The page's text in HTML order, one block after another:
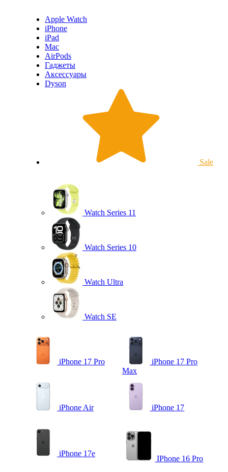
Apple Watch
iPhone
iPad
Mac
AirPods
Гаджеты
Аксессуары
Dyson
Sale
Watch Series 11
Watch Series 10
Watch Ultra
Watch SE
iPhone 17 Pro
iPhone 17 Pro
Max
iPhone Air iPhone 17
iPhone 17e
IPhone 16 Pro